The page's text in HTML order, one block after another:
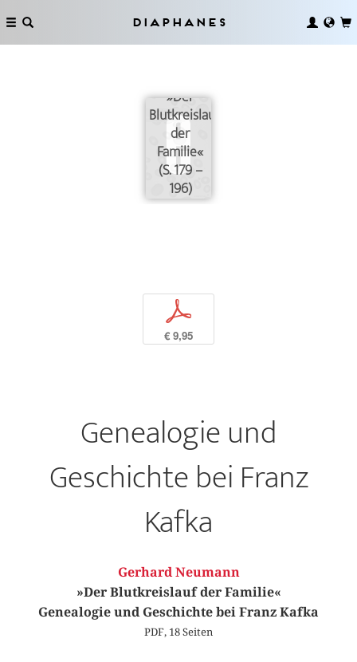
Diaphanes
»Der
Blutkreislauf
der
Familie«
(S. 179 –
196)
p
€ 9,95
Genealogie und
Geschichte bei Franz
Kafka
Gerhard Neumann
»Der Blutkreislauf der Familie«
Genealogie und Geschichte bei Franz Kafka
PDF, 18 Seiten